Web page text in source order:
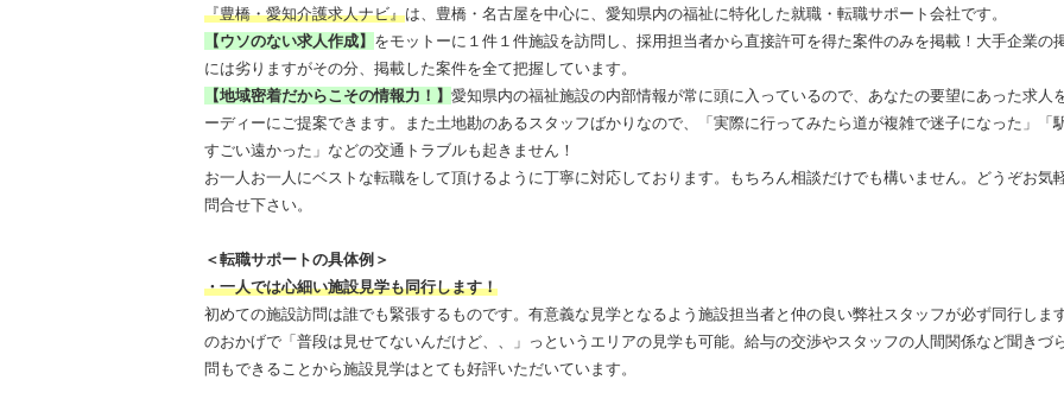
『豊橋・愛知介護求人ナビ』は、豊橋・名古屋を中心に、愛知県内の福祉に特化した就職・転職サポート会社です。
【ウソのない求人作成】 をモットーに１件１件施設を訪問し、採用担当者から直接許可を得た案件のみを掲載！大手企業の
には劣りますがその分、掲載した案件を全て把握しています。
【地域密着だからこその情報力！】 愛知県内の福祉施設の内部情報が常に頭に入っているので、あなたの要望にあった求人
ーディーにご提案できます。また土地勘のあるスタッフばかりなので、「実際に行ってみたら道が複雑で迷子になった」「
すごい遠かった」などの交通トラブルも起きません！
お一人お一人にベストな転職をして頂けるように丁寧に対応しております。もちろん相談だけでも構いません。どうぞお気
問合せ下さい。
＜転職サポートの具体例＞
・一人では心細い施設見学も同行します！
初めての施設訪問は誰でも緊張するものです。有意義な見学となるよう施設担当者と仲の良い弊社スタッフが必ず同行しま
のおかげで「普段は見せてないんだけど、、」っというエリアの見学も可能。給与の交渉やスタッフの人間関係など聞きづ
問もできることから施設見学はとても好評いただいています。